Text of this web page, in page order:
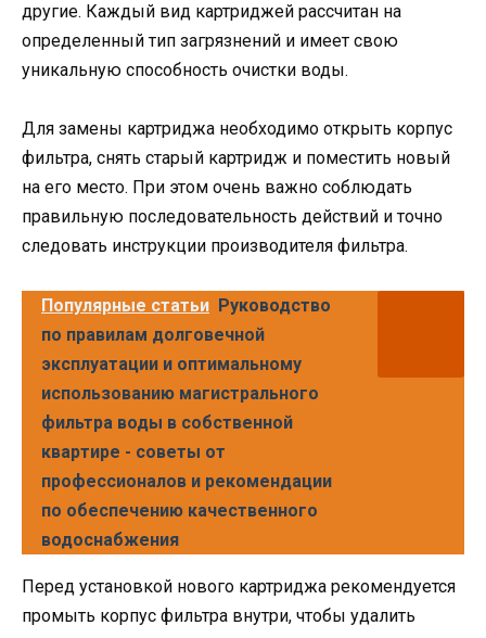
другие. Каждый вид картриджей рассчитан на
определенный тип загрязнений и имеет свою
уникальную способность очистки воды.
Для замены картриджа необходимо открыть корпус
фильтра, снять старый картридж и поместить новый
на его место. При этом очень важно соблюдать
правильную последовательность действий и точно
следовать инструкции производителя фильтра.
Популярные статьи Руководство
по правилам долговечной
эксплуатации и оптимальному
использованию магистрального
фильтра воды в собственной
квартире - советы от
профессионалов и рекомендации
по обеспечению качественного
водоснабжения
Перед установкой нового картриджа рекомендуется
промыть корпус фильтра внутри, чтобы удалить